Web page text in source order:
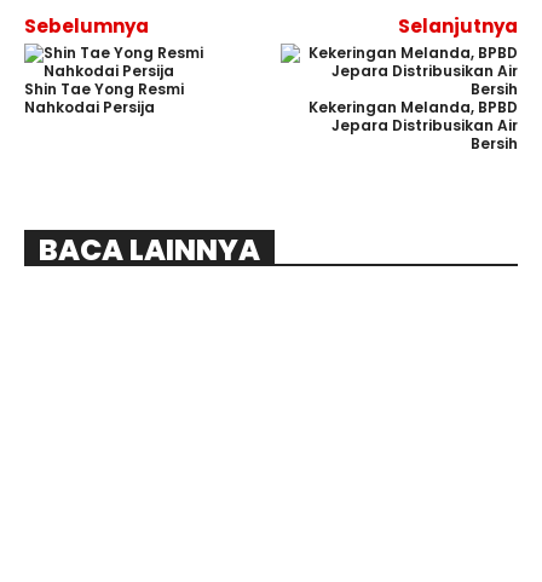
Sebelumnya
Shin Tae Yong Resmi
Nahkodai Persija
Selanjutnya
Kekeringan Melanda, BPBD
Jepara Distribusikan Air
Bersih
BACA LAINNYA